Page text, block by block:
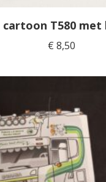
cartoon T580 met
€ 8,50